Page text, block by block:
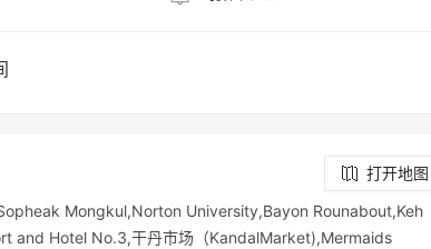
打开地图
Mongkul,Norton University,Bayon Rounabout,Keh
and Hotel No.3,干丹市场（KandalMarket),Mermaids